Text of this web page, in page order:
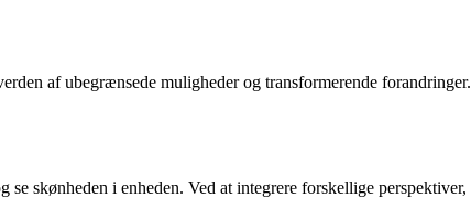
af ubegrænsede muligheder og transformerende
skønheden i enheden. Ved at integrere forskellige